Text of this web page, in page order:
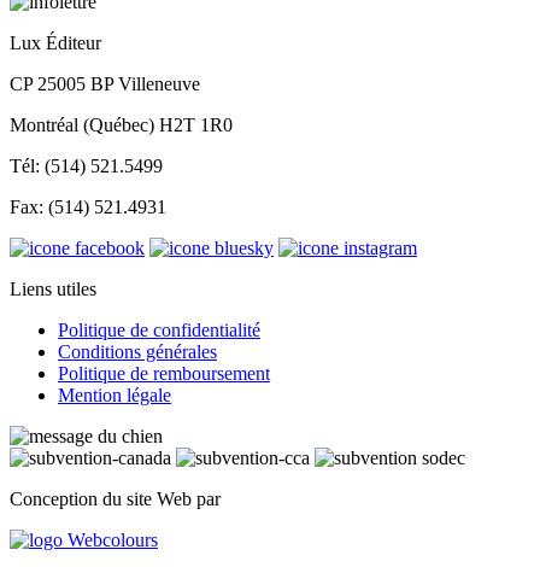
Lux Éditeur
CP 25005 BP Villeneuve
Montréal (Québec) H2T 1R0
Tél: (514) 521.5499
Fax: (514) 521.4931
Liens utiles
Politique de confidentialité
Conditions générales
Politique de remboursement
Mention légale
Conception du site Web par